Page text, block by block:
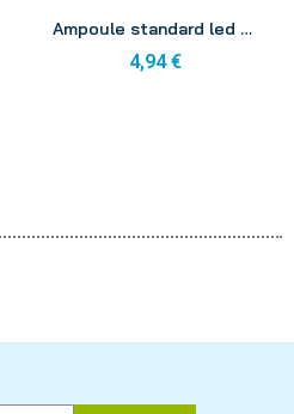
Ampoule standard led 330° e27 12w 240v 4000k
4,94 €